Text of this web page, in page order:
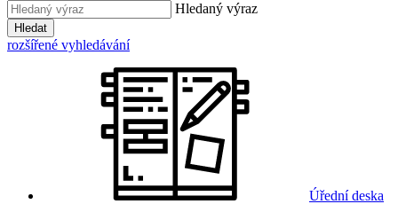
Hledaný výraz
Hledat
rozšířené vyhledávání
Úřední deska